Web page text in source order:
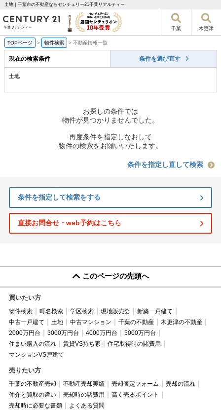
土地｜千葉市の不動産ならセンチュリー21千葉リアルティー
千葉 木更津
TOPページ > 物件検索 > 不動産情報一覧
現在の検索条件 条件を選び直す
土地
お探しの条件では
物件が見つかりませんでした。
再度条件を指定しなおして
物件の検索をお願いいたします。
条件を指定し直して検索
条件を指定して検索をする
直接お問合せ・web予約はこちら
このページの先頭へ
買いたい方
物件検索 町名検索 学区検索 現地販売会
新築一戸建て
中古一戸建て
土地 中古マンション 千葉の不動産
木更津の不動産
2000万円台
3000万円台 4000万円台
5000万円台
住まい購入の流れ
賃貸VS持ち家
住宅取得時の諸費用
マンションVS戸建て
売りたい方
千葉の不動産売却 不動産売却実績 売却査定フォーム
売却の流れ
仲介と買取の違い
売却時の諸費用
高く売るポイント
売却時に必要な書類
よくある質問